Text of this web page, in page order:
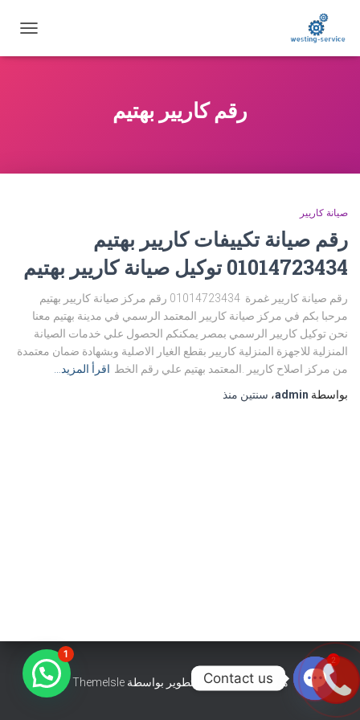
التنقل
رقم كاريير بهتيم
صيانة كاريير
رقم صيانة تكييفات كاريير بهتيم
01014723434 توكيل صيانة كاريير بهتيم
رقم صيانة كاريير غمرة 01014723434 رقم مركز صيانة كاريير بهتيم
مرحبا بكم في مركز صيانة كاريير المعتمد الرسمي في مدينة بهتيم معنا
نحن توكيل كاريير الرسمي بمصر يمكنكم الحصول علي خدمات الصيانة
المنزلية للاجهزة المنزلية كاريير بقطع الغيار الاصلية وبشهادة ضمان معتمدة
من مركز اصلاح كاريير .المعتمد بهتيم علي رقم الخط اقرأ المزيد…
بواسطة admin، سنتين منذ
هستيا (Hestia) | تّم التطوير بواسطة ThemeIsle
1
Contact us
OPEN
2